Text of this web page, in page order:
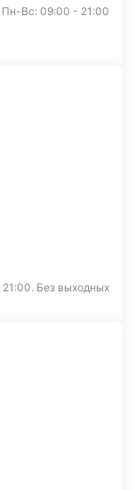
Пн-Вс: 09:00 - 21:00
Без выходных